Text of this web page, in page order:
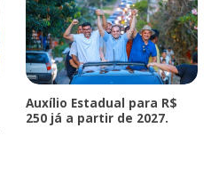
Auxílio Estadual para R$
250 já a partir de 2027.